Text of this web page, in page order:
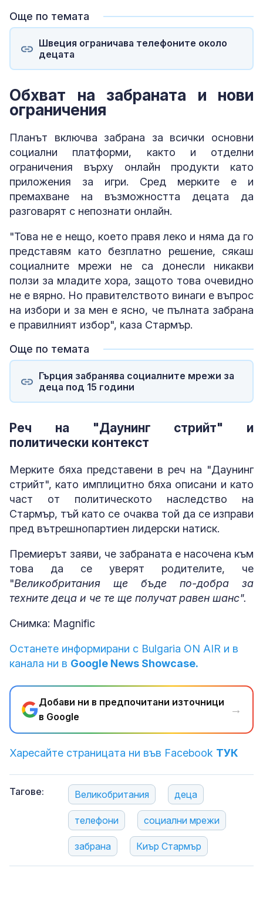
Още по темата
Швеция ограничава телефоните около
децата
Обхват на забраната и нови
ограничения
Планът включва забрана за всички основни
социални платформи, както и отделни
ограничения върху онлайн продукти като
приложения за игри. Сред мерките е и
премахване на възможността децата да
разговарят с непознати онлайн.
"Това не е нещо, което правя леко и няма да го
представям като безплатно решение, сякаш
социалните мрежи не са донесли никакви
ползи за младите хора, защото това очевидно
не е вярно. Но правителството винаги е въпрос
на избори и за мен е ясно, че пълната забрана
е правилният избор", каза Стармър.
Още по темата
Гърция забранява социалните мрежи за
деца под 15 години
Реч на "Даунинг стрийт" и
политически контекст
Мерките бяха представени в реч на "Даунинг
стрийт", като имплицитно бяха описани и като
част от политическото наследство на
Стармър, тъй като се очаква той да се изправи
пред вътрешнопартиен лидерски натиск.
Премиерът заяви, че забраната е насочена към
това да се уверят родителите, че
"Великобритания ще бъде по-добра за
техните деца и че те ще получат равен шанс".
Снимка: Magnific
Останете информирани с Bulgaria ON AIR и в
канала ни в Google News Showcase.
Добави ни в предпочитани източници
в Google
→
Харесайте страницата ни във Facebook ТУК
Тагове: Великобритания деца
телефони социални мрежи
забрана Киър Стармър